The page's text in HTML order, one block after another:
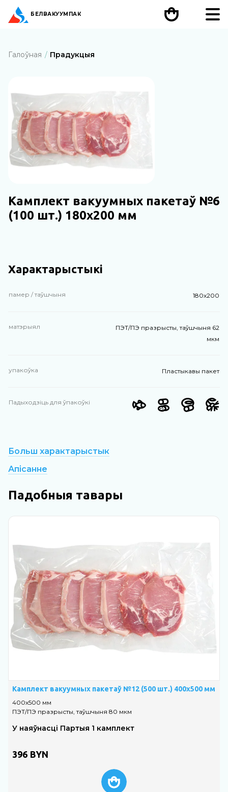
БЕЛВАКУУМПАК
Галоўная Прадукцыя
Камплект вакуумных пакетаў №6
(100 шт.) 180х200 мм
Характарыстыкі
памер / таўшчыня 180х200
матэрыял
ПЭТ/ПЭ празрысты, таўшчыня 62
мкм
упакоўка Пластыкавы пакет
Падыходзіць для ўпакоўкі
Больш характарыстык
Апісанне
Падобныя тавары
Камплект вакуумных пакетаў №12 (500 шт.) 400х500 мм
400х500 мм
ПЭТ/ПЭ празрысты, таўшчыня 80 мкм
У наяўнасці Партыя 1 камплект
396 BYN